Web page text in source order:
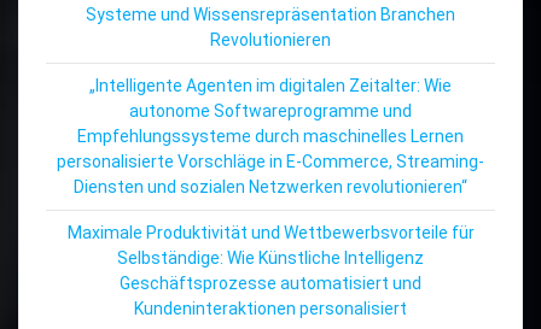
Systeme und Wissensrepräsentation Branchen
Revolutionieren
„Intelligente Agenten im digitalen Zeitalter: Wie
autonome Softwareprogramme und
Empfehlungssysteme durch maschinelles Lernen
personalisierte Vorschläge in E-Commerce, Streaming-
Diensten und sozialen Netzwerken revolutionieren“
Maximale Produktivität und Wettbewerbsvorteile für
Selbständige: Wie Künstliche Intelligenz
Geschäftsprozesse automatisiert und
Kundeninteraktionen personalisiert